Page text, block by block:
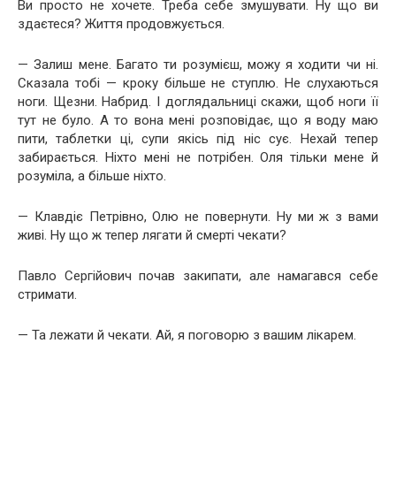
Ви просто не хочете. Треба себе змушувати. Ну що ви
здаєтеся? Життя продовжується.
— Залиш мене. Багато ти розумієш, можу я ходити чи ні.
Сказала тобі — кроку більше не ступлю. Не слухаються
ноги. Щезни. Набрид. І доглядальниці скажи, щоб ноги її
тут не було. А то вона мені розповідає, що я воду маю
пити, таблетки ці, супи якісь під ніс сує. Нехай тепер
забирається. Ніхто мені не потрібен. Оля тільки мене й
розуміла, а більше ніхто.
— Клавдіє Петрівно, Олю не повернути. Ну ми ж з вами
живі. Ну що ж тепер лягати й смерті чекати?
Павло Сергійович почав закипати, але намагався себе
стримати.
— Та лежати й чекати. Ай, я поговорю з вашим лікарем.